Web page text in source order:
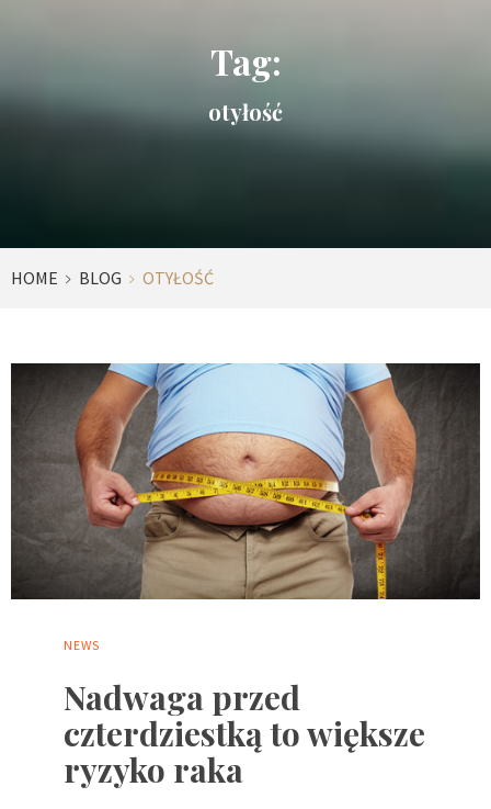
Tag:
otyłość
HOME BLOG OTYŁOŚĆ
NEWS
Nadwaga przed
czterdziestką to większe
ryzyko raka